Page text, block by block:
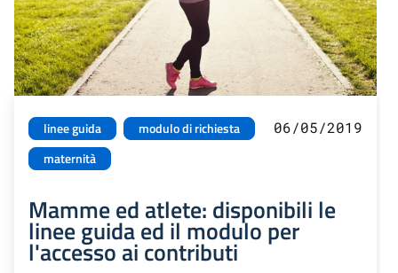
linee guida
modulo di richiesta
maternità
06/05/2019
Mamme ed atlete: disponibili le
linee guida ed il modulo per
l'accesso ai contributi